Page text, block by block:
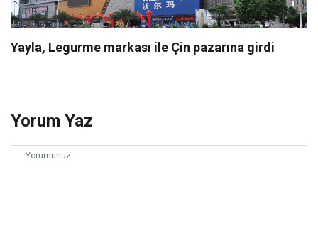
Yayla, Legurme markası ile Çin pazarına girdi
Yorum Yaz